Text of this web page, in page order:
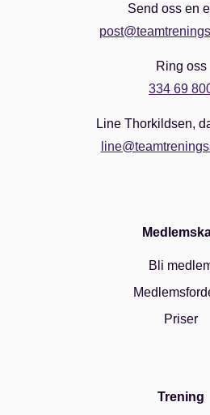
Send oss en
Ring oss
334 69
Line Thorkildsen,
Bli
Priser
Trening